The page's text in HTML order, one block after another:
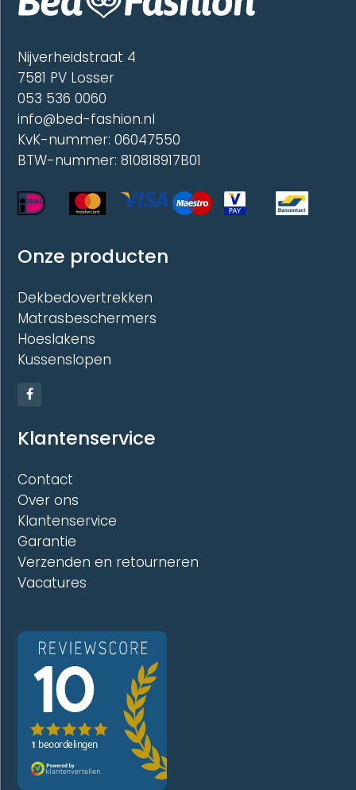
Nijverheidstraat 4
7581 PV Losser
053 536 0060
info@bed-fashion.nl
KvK-nummer: 06047550
BTW-nummer: 810818917B01
Onze producten
Dekbedovertrekken
Matrasbeschermers
Hoeslakens
Kussenslopen
Klantenservice
Contact
Over ons
Klantenservice
Garantie
Verzenden en retourneren
Vacatures